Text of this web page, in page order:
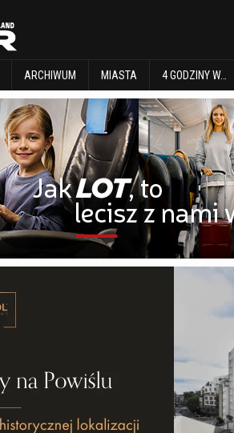
ARCHIWUM MIASTA 4 GODZINY W…